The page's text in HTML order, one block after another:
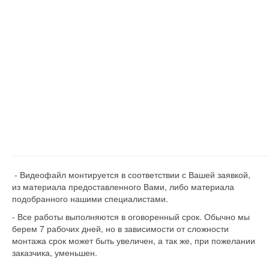
- Видеофайл монтируется в соответствии с Вашей заявкой,
из материала предоставленного Вами, либо материала
подобранного нашими специалистами.
- Все работы выполняются в оговоренный срок. Обычно мы
берем 7 рабочих дней, но в зависимости от сложности
монтажа срок может быть увеличен, а так же, при пожелании
заказчика, уменьшен.